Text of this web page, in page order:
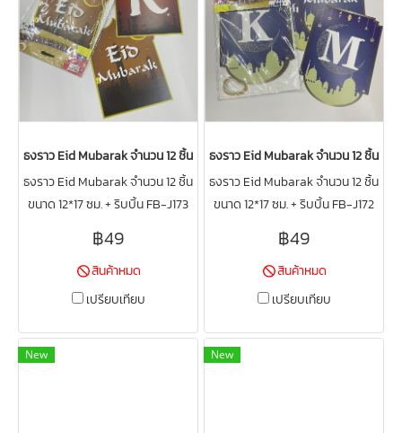
ธงราว Eid Mubarak จำนวน 12 ชิ้น ขนาด 12*17 ซม. + ริบบิ้น FB-J173
ธงราว Eid Mubarak จำนวน 12 ชิ้น
ขนาด 12*17 ซม. + ริบบิ้น FB-J173
฿49
สินค้าหมด
เปรียบเทียบ
ธงราว Eid Mubarak จำนวน 12 ชิ้น ขน
ธงราว Eid Mubarak จำนวน 12 ชิ้น
ขนาด 12*17 ซม. + ริบบิ้น FB-J172
฿49
สินค้าหมด
เปรียบเทียบ
New New